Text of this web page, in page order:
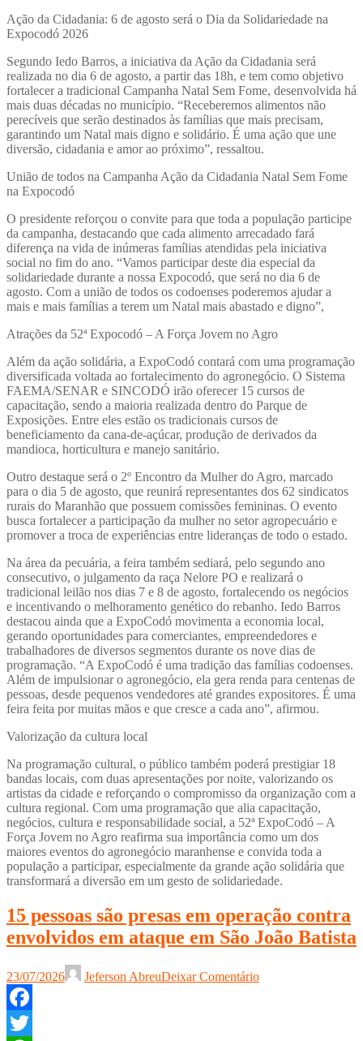
Ação da Cidadania: 6 de agosto será o Dia da Solidariedade na
Expocodó 2026
Segundo Iedo Barros, a iniciativa da Ação da Cidadania será
realizada no dia 6 de agosto, a partir das 18h, e tem como objetivo
fortalecer a tradicional Campanha Natal Sem Fome, desenvolvida há
mais duas décadas no município. “Receberemos alimentos não
perecíveis que serão destinados às famílias que mais precisam,
garantindo um Natal mais digno e solidário. É uma ação que une
diversão, cidadania e amor ao próximo”, ressaltou.
União de todos na Campanha Ação da Cidadania Natal Sem Fome
na Expocodó
O presidente reforçou o convite para que toda a população participe
da campanha, destacando que cada alimento arrecadado fará
diferença na vida de inúmeras famílias atendidas pela iniciativa
social no fim do ano. “Vamos participar deste dia especial da
solidariedade durante a nossa Expocodó, que será no dia 6 de
agosto. Com a união de todos os codoenses poderemos ajudar a
mais e mais famílias a terem um Natal mais abastado e digno”,
Atrações da 52ª Expocodó – A Força Jovem no Agro
Além da ação solidária, a ExpoCodó contará com uma programação
diversificada voltada ao fortalecimento do agronegócio. O Sistema
FAEMA/SENAR e SINCODÓ irão oferecer 15 cursos de
capacitação, sendo a maioria realizada dentro do Parque de
Exposições. Entre eles estão os tradicionais cursos de
beneficiamento da cana-de-açúcar, produção de derivados da
mandioca, horticultura e manejo sanitário.
Outro destaque será o 2º Encontro da Mulher do Agro, marcado
para o dia 5 de agosto, que reunirá representantes dos 62 sindicatos
rurais do Maranhão que possuem comissões femininas. O evento
busca fortalecer a participação da mulher no setor agropecuário e
promover a troca de experiências entre lideranças de todo o estado.
Na área da pecuária, a feira também sediará, pelo segundo ano
consecutivo, o julgamento da raça Nelore PO e realizará o
tradicional leilão nos dias 7 e 8 de agosto, fortalecendo os negócios
e incentivando o melhoramento genético do rebanho. Iedo Barros
destacou ainda que a ExpoCodó movimenta a economia local,
gerando oportunidades para comerciantes, empreendedores e
trabalhadores de diversos segmentos durante os nove dias de
programação. “A ExpoCodó é uma tradição das famílias codoenses.
Além de impulsionar o agronegócio, ela gera renda para centenas de
pessoas, desde pequenos vendedores até grandes expositores. É uma
feira feita por muitas mãos e que cresce a cada ano”, afirmou.
Valorização da cultura local
Na programação cultural, o público também poderá prestigiar 18
bandas locais, com duas apresentações por noite, valorizando os
artistas da cidade e reforçando o compromisso da organização com a
cultura regional. Com uma programação que alia capacitação,
negócios, cultura e responsabilidade social, a 52ª ExpoCodó – A
Força Jovem no Agro reafirma sua importância como um dos
maiores eventos do agronegócio maranhense e convida toda a
população a participar, especialmente da grande ação solidária que
transformará a diversão em um gesto de solidariedade.
15 pessoas são presas em operação contra
envolvidos em ataque em São João Batista
23/07/2026 Jeferson AbreuDeixar Comentário
Facebook